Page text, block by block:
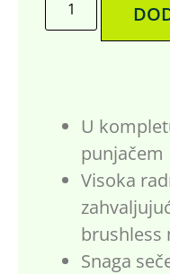
U
punjačem
Visoka
brushless
Snaga